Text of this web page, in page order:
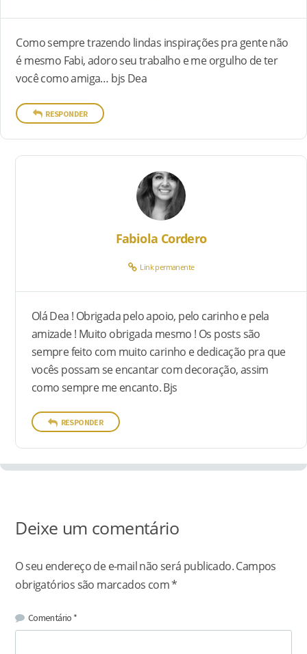
Como sempre trazendo lindas inspirações pra gente não
é mesmo Fabi, adoro seu trabalho e me orgulho de ter
você como amiga… bjs Dea
RESPONDER
Fabiola Cordero
Link permanente
Olá Dea ! Obrigada pelo apoio, pelo carinho e pela
amizade ! Muito obrigada mesmo ! Os posts são
sempre feito com muito carinho e dedicação pra que
vocês possam se encantar com decoração, assim
como sempre me encanto. Bjs
RESPONDER
Deixe um comentário
O seu endereço de e-mail não será publicado.Campos
obrigatórios são marcados com*
Comentário *